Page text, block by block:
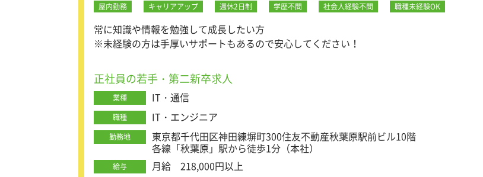
屋内勤務 キャリアアップ 週休2日制 学歴不問 社会人経験不問 職種未経験OK
常に知識や情報を勉強して成長したい方
※未経験の方は手厚いサポートもあるので安心してください！
正社員の若手・第二新卒求人
業種 IT・通信
職種 IT・エンジニア
勤務地
東京都千代田区神田練塀町300住友不動産秋葉原駅前ビル10階
各線「秋葉原」駅から徒歩1分（本社）
給与 月給 218,000円以上